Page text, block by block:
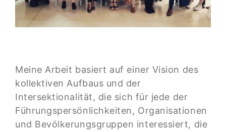
Meine Arbeit basiert auf einer Vision des
kollektiven Aufbaus und der
Intersektionalität, die sich für jede der
Führungspersönlichkeiten, Organisationen
und Bevölkerungsgruppen interessiert, die